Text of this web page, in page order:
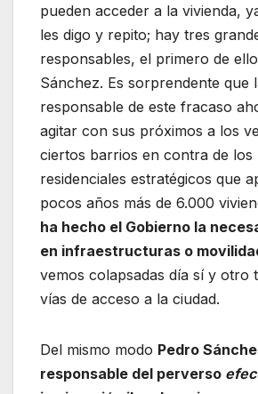
pueden acceder a la vivienda,
les digo y repito; hay tres
responsables, el primero de
Sánchez. Es sorprendente que
responsable de este fracaso
agitar con sus próximos a los
ciertos barrios en contra de los
residenciales estratégicos que
pocos años más de 6.000
ha hecho el Gobierno la
en infraestructuras o
vemos colapsadas día sí y otro
vías de acceso a la ciudad.
Del mismo modo Pedro
responsable del perverso